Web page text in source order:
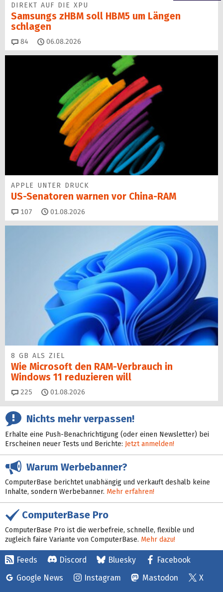
DIREKT AUF DIE XPU
Samsungs zHBM soll HBM5 um Längen
schlagen
84 Kommentare
06.08.2026
APPLE UNTER DRUCK
US-Senatoren warnen vor China-RAM
107 Kommentare
01.08.2026
8 GB ALS ZIEL
Wie Microsoft den RAM-Verbrauch in
Windows 11 reduzieren will
225 Kommentare
01.08.2026
Nichts mehr verpassen!
Erhalte eine Push-Benachrichtigung (oder einen Newsletter) bei
Erscheinen neuer Tests und Berichte: Jetzt anmelden!
Warum Werbebanner?
ComputerBase berichtet unabhängig und verkauft deshalb keine
Inhalte, sondern Werbebanner. Mehr erfahren!
ComputerBase Pro
ComputerBase Pro ist die werbefreie, schnelle, flexible und
zugleich faire Variante von ComputerBase. Mehr dazu!
Feeds Discord Bluesky
Facebook
Google News
Instagram Mastodon
X